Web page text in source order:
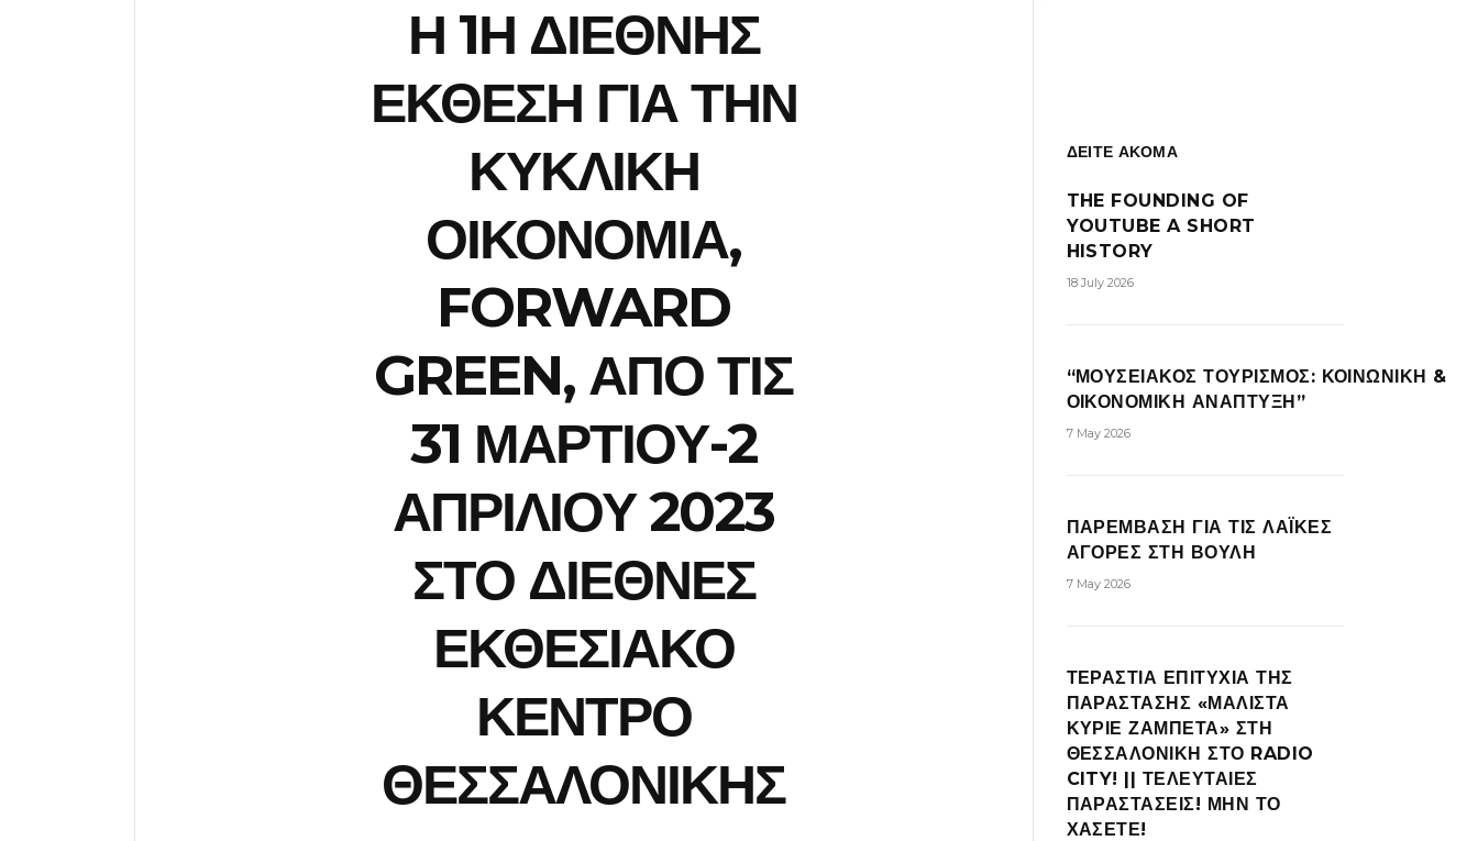
Η 1Η ΔΙΕΘΝΗΣ
ΕΚΘΕΣΗ ΓΙΑ ΤΗΝ
ΚΥΚΛΙΚΗ
ΟΙΚΟΝΟΜΙΑ,
FORWARD
GREEN, ΑΠΟ ΤΙΣ
31 ΜΑΡΤΙΟΥ-2
ΑΠΡΙΛΙΟΥ 2023
ΣΤΟ ΔΙΕΘΝΕΣ
ΕΚΘΕΣΙΑΚΟ
ΚΕΝΤΡΟ
ΘΕΣΣΑΛΟΝΙΚΗΣ
ΔΕΙΤΕ ΑΚΟΜΑ
THE FOUNDING OF
YOUTUBE A SHORT
HISTORY
18 July 2026
“ΜΟΥΣΕΙΑΚΟΣ ΤΟΥΡΙΣΜΟΣ: ΚΟΙΝΩΝΙΚΗ &
ΟΙΚΟΝΟΜΙΚΗ ΑΝΑΠΤΥΞΗ”
7 May 2026
ΠΑΡΕΜΒΑΣΗ ΓΙΑ ΤΙΣ ΛΑΪΚΕΣ
ΑΓΟΡΕΣ ΣΤΗ ΒΟΥΛΗ
7 May 2026
ΤΕΡΑΣΤΙΑ ΕΠΙΤΥΧΙΑ ΤΗΣ
ΠΑΡΑΣΤΑΣΗΣ «ΜΑΛΙΣΤΑ
ΚΥΡΙΕ ΖΑΜΠΕΤΑ» ΣΤΗ
ΘΕΣΣΑΛΟΝΙΚΗ ΣΤΟ RADIO
CITY! || ΤΕΛΕΥΤΑΙΕΣ
ΠΑΡΑΣΤΑΣΕΙΣ! ΜΗΝ ΤΟ
ΧΑΣΕΤΕ!